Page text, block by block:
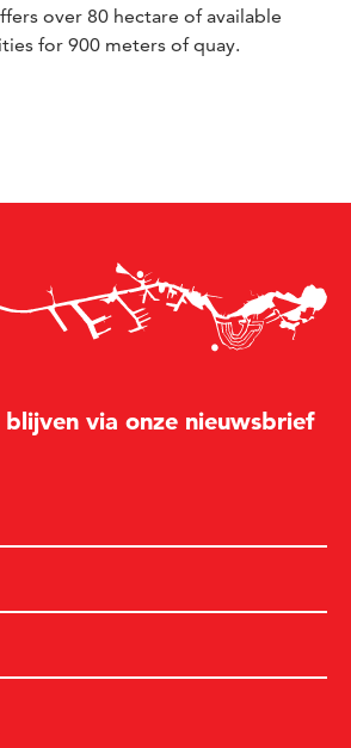
over 80 hectare of available
for 900 meters of quay.
via onze nieuwsbrief